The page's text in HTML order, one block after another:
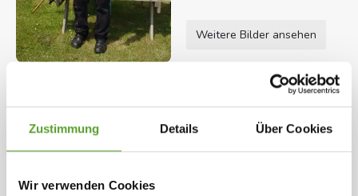
Zustimmung Details Über Cookies
Wir verwenden Cookies
Weitere Bilder ansehen
Herzlich willkommen am Faaborg/Funen
und angenehmer Atmosphäre. Den Platz liegt auf